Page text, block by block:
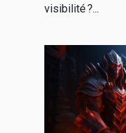
visibilité ?...